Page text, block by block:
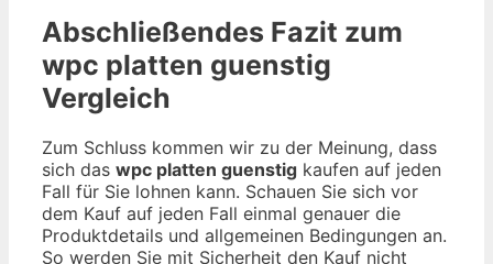
Abschließendes Fazit zum
wpc platten guenstig
Vergleich
Zum Schluss kommen wir zu der Meinung, dass
sich das wpc platten guenstig kaufen auf jeden
Fall für Sie lohnen kann. Schauen Sie sich vor
dem Kauf auf jeden Fall einmal genauer die
Produktdetails und allgemeinen Bedingungen an.
So werden Sie mit Sicherheit den Kauf nicht